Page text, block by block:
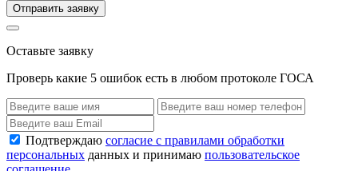
Отправить заявку
Оставьте заявку
Проверь какие 5 ошибок есть в любом протоколе ГОСА
Подтверждаю согласие с правилами обработки
персональных данных и принимаю пользовательское